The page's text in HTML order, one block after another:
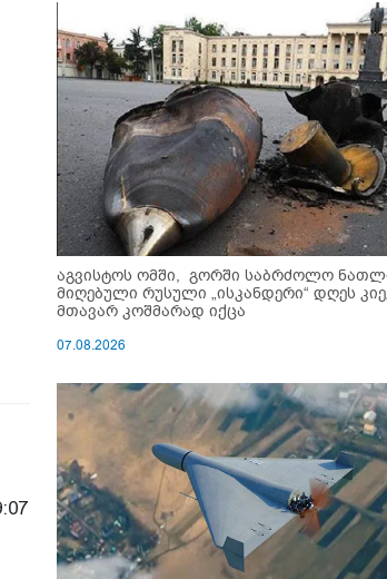
აგვისტოს ომში, გორში საბრძოლო
მიღებული რუსული „ისკანდერი“ დღეს
მთავარ კოშმარად იქცა
07.08.2026